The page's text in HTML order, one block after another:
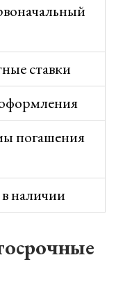
ставки
погашения
наличии